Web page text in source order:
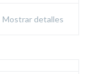
Mostrar detalles